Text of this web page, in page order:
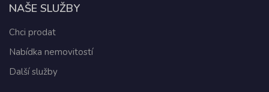
NAŠE SLUŽBY
Chci prodat
Nabídka nemovitostí
Další služby